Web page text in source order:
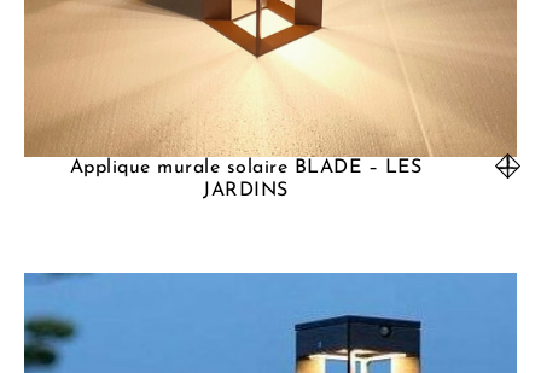
Applique murale solaire BLADE – LES
JARDINS